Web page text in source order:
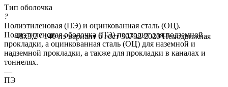
48x3,2 / 140 пэ вариант б гост 30732-2020 Неподвижная
Тип оболочка
?
Полиэтиленовая (ПЭ) и оцинкованная сталь (ОЦ).
Полиэтиленовая оболочка (ПЭ) подходит для подземной
прокладки, а оцинкованная сталь (ОЦ) для наземной и
надземной прокладки, а также для прокладки в каналах и
тоннелях.
—
ПЭ